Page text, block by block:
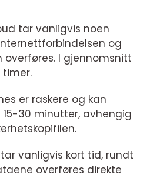
tar vanligvis noen
og
I gjennomsnitt
er raskere og kan
30 minutter, avhengig
vanligvis kort tid, rundt
overføres direkte